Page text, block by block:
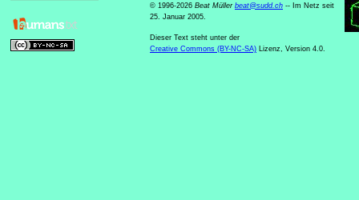
© 1996-2026 Beat Müller beat@sudd.ch -- Im Netz seit
25. Januar 2005.
Dieser Text steht unter der
Creative Commons (BY-NC-SA) Lizenz, Version 4.0.